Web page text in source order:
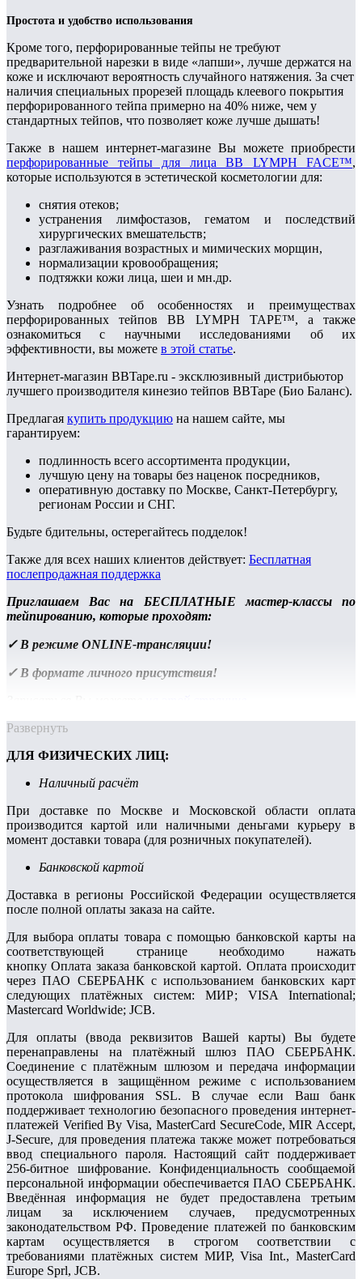
Простота и удобство использования
Кроме того, перфорированные тейпы не требуют
предварительной нарезки в виде «лапши», лучше держатся на
коже и исключают вероятность случайного натяжения. За счет
наличия специальных прорезей площадь клеевого покрытия
перфорированного тейпа примерно на 40% ниже, чем у
стандартных тейпов, что позволяет коже лучше дышать!
Также в нашем интернет-магазине Вы можете приобрести
перфорированные тейпы для лица BB LYMPH FACE™,
которые используются в эстетической косметологии для:
снятия отеков;
устранения лимфостазов, гематом и последствий
хирургических вмешательств;
разглаживания возрастных и мимических морщин,
нормализации кровообращения;
подтяжки кожи лица, шеи и мн.др.
Узнать подробнее об особенностях и преимуществах
перфорированных тейпов BB LYMPH TAPE™, а также
ознакомиться с научными исследованиями об их
эффективности, вы можете в этой статье.
Интернет-магазин BBTape.ru - эксклюзивный дистрибьютор
лучшего производителя кинезио тейпов BBTape (Био Баланс).
Предлагая купить продукцию на нашем сайте, мы
гарантируем:
подлинность всего ассортимента продукции,
лучшую цену на товары без наценок посредников,
оперативную доставку по Москве, Санкт-Петербургу,
регионам России и СНГ.
Будьте бдительны, остерегайтесь подделок!
Также для всех наших клиентов действует: Бесплатная
послепродажная поддержка
Приглашаем Вас на БЕСПЛАТНЫЕ мастер-классы по
тейпированию, которые проходят:
✓ В режиме ONLINE-трансляции!
✓ В формате личного присутствия!
Развернуть
ДЛЯ ФИЗИЧЕСКИХ ЛИЦ:
Наличный расчёт
При доставке по Москве и Московской области оплата
производится картой или наличными деньгами курьеру в
момент доставки товара (для розничных покупателей).
Банковской картой
Доставка в регионы Российской Федерации осуществляется
после полной оплаты заказа на сайте.
Для выбора оплаты товара с помощью банковской карты на
соответствующей странице необходимо нажать
кнопку Оплата заказа банковской картой. Оплата происходит
через ПАО СБЕРБАНК с использованием банковских карт
следующих платёжных систем: МИР; VISA International;
Mastercard Worldwide; JCB.
Для оплаты (ввода реквизитов Вашей карты) Вы будете
перенаправлены на платёжный шлюз ПАО СБЕРБАНК.
Соединение с платёжным шлюзом и передача информации
осуществляется в защищённом режиме с использованием
протокола шифрования SSL. В случае если Ваш банк
поддерживает технологию безопасного проведения интернет-
платежей Verified By Visa, MasterCard SecureCode, MIR Accept,
J-Secure, для проведения платежа также может потребоваться
ввод специального пароля. Настоящий сайт поддерживает
256-битное шифрование. Конфиденциальность сообщаемой
персональной информации обеспечивается ПАО СБЕРБАНК.
Введённая информация не будет предоставлена третьим
лицам за исключением случаев, предусмотренных
законодательством РФ. Проведение платежей по банковским
картам осуществляется в строгом соответствии с
требованиями платёжных систем МИР, Visa Int., MasterCard
Europe Sprl, JCB.